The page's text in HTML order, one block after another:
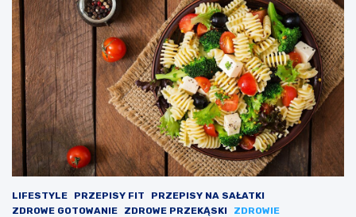
LIFESTYLE PRZEPISY FIT
PRZEPISY NA SAŁATKI
ZDROWE GOTOWANIE
ZDROWE PRZEKĄSKI ZDROWIE